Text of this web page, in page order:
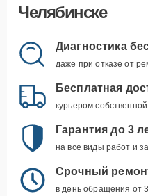
Челябинске
Диагностика
даже при отказе от
Бесплатная
курьером
Гарантия до 3
на все виды работ и
Срочный
в день обращения от